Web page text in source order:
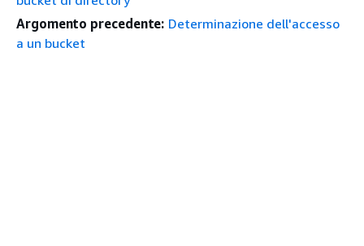
Argomento precedente: Determinazione dell'accesso
a un bucket